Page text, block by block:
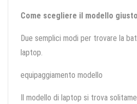
Come scegliere il modello
Due semplici modi per trovare la
laptop.
equipaggiamento modello
Il modello di laptop si trova